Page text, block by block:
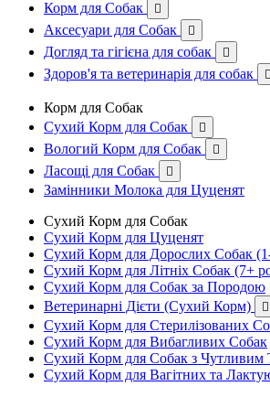
Корм для Собак

Аксесуари для Собак 
Догляд та гігієна для собак 
Здоров'я та ветеринарія для собак 
Корм для Собак
Сухий Корм для Собак

Вологий Корм для Собак 
Ласощі для Собак 
Замінники Молока для Цуценят
Сухий Корм для Собак
Сухий Корм для Цуценят
Сухий Корм для Дорослих Собак
Сухий Корм для Літніх Собак (7+
Сухий Корм для Собак за Породою
Ветеринарні Дієти (Сухий Корм)

Сухий Корм для Стерилізованих
Сухий Корм для Вибагливих Собак
Сухий Корм для Собак з Чутливим
Сухий Корм для Вагітних та